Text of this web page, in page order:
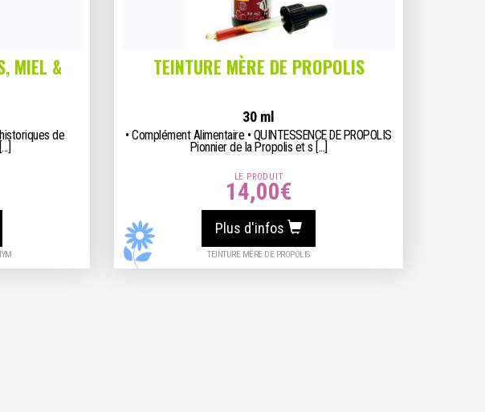
MIEL &
de
TEINTURE MÈRE DE PROPOLIS
30 ml
• Complément Alimentaire • QUINTESSENCE DE PROPOLIS
Pionnier de la Propolis et s [...]
LE PRODUIT
14,00€
Plus d'infos
TEINTURE MÈRE DE PROPOLIS